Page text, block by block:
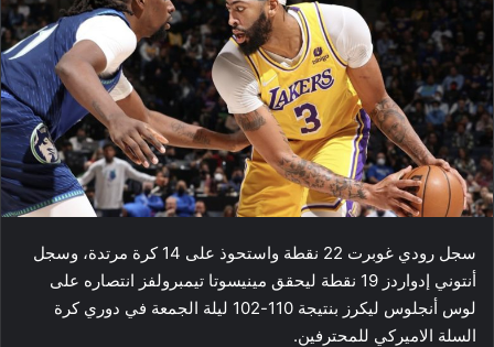
سجل ​رودي غوبرت​ 22 نقطة واستحوذ على 14 كرة مرتدة، وسجل ​
أنتوني إدواردز​ 19 نقطة ليحقق ​مينيسوتا تيمبرولفز​ انتصاره على ​
لوس أنجلوس ليكرز​ بنتيجة 110-102 ليلة الجمعة في دوري كرة
السلة الاميركي للمحترفين.